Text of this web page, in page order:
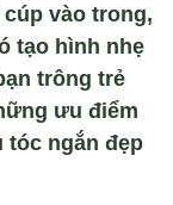
vào trong,
tạo hình nhẹ
trông trẻ
ưu điểm
tóc ngắn đẹp